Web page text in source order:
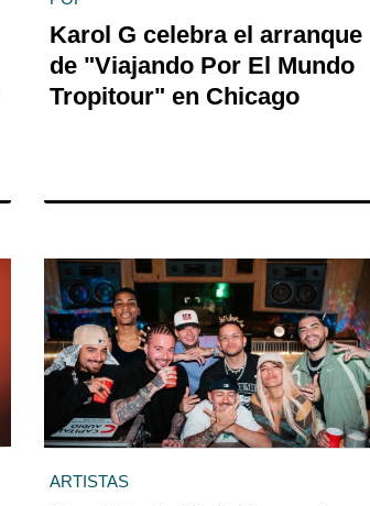
Karol G celebra el arranque
de "Viajando Por El Mundo
Tropitour" en Chicago
ARTISTAS